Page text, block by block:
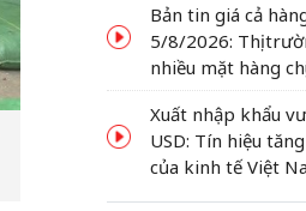
Bản tin giá cả
5/8/2026: Thị
nhiều mặt hàng
Xuất nhập khẩu
USD: Tín hiệu
của kinh tế Việt